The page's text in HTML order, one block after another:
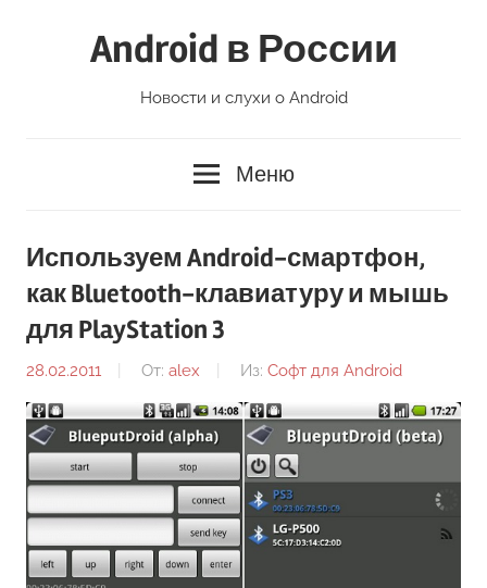
Android в России
Новости и слухи о Android
Меню
Используем Android-смартфон,
как Bluetooth-клавиатуру и мышь
для PlayStation 3
28.02.2011 От: alex Из: Софт для Android